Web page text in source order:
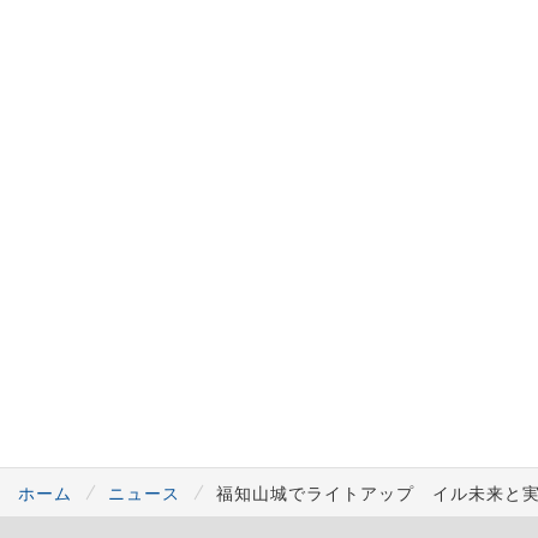
ホーム ニュース 福知山城でライトアップ イル未来と